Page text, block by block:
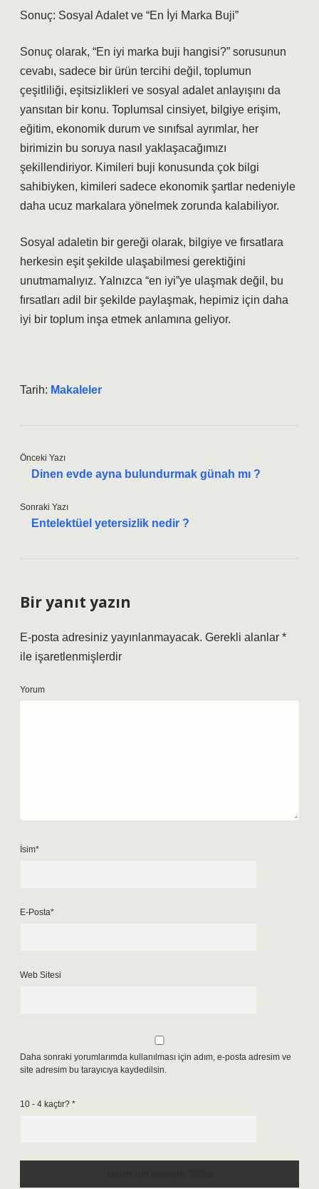
Sonuç: Sosyal Adalet ve “En İyi Marka Buji”
Sonuç olarak, “En iyi marka buji hangisi?” sorusunun
cevabı, sadece bir ürün tercihi değil, toplumun
çeşitliliği, eşitsizlikleri ve sosyal adalet anlayışını da
yansıtan bir konu. Toplumsal cinsiyet, bilgiye erişim,
eğitim, ekonomik durum ve sınıfsal ayrımlar, her
birimizin bu soruya nasıl yaklaşacağımızı
şekillendiriyor. Kimileri buji konusunda çok bilgi
sahibiyken, kimileri sadece ekonomik şartlar nedeniyle
daha ucuz markalara yönelmek zorunda kalabiliyor.
Sosyal adaletin bir gereği olarak, bilgiye ve fırsatlara
herkesin eşit şekilde ulaşabilmesi gerektiğini
unutmamalıyız. Yalnızca “en iyi”ye ulaşmak değil, bu
fırsatları adil bir şekilde paylaşmak, hepimiz için daha
iyi bir toplum inşa etmek anlamına geliyor.
Tarih: Makaleler
Önceki Yazı
Dinen evde ayna bulundurmak günah mı ?
Sonraki Yazı
Entelektüel yetersizlik nedir ?
Bir yanıt yazın
E-posta adresiniz yayınlanmayacak. Gerekli alanlar *
ile işaretlenmişlerdir
Yorum
İsim*
E-Posta*
Web Sitesi
Daha sonraki yorumlarımda kullanılması için adım, e-posta adresim ve
site adresim bu tarayıcıya kaydedilsin.
10 - 4 kaçtır? *